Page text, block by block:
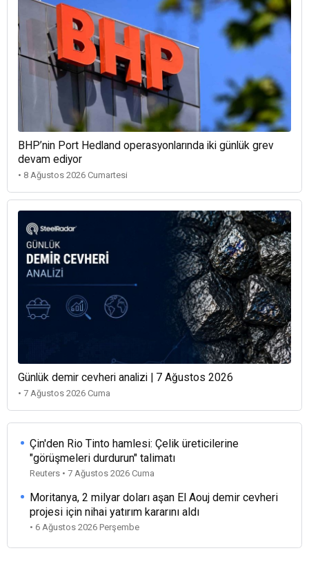
BHP’nin Port Hedland operasyonlarında iki günlük grev
devam ediyor
• 8 Ağustos 2026 Cumartesi
Günlük demir cevheri analizi | 7 Ağustos 2026
• 7 Ağustos 2026 Cuma
Çin'den Rio Tinto hamlesi: Çelik üreticilerine
"görüşmeleri durdurun" talimatı
Reuters • 7 Ağustos 2026 Cuma
Moritanya, 2 milyar doları aşan El Aouj demir cevheri
projesi için nihai yatırım kararını aldı
• 6 Ağustos 2026 Perşembe